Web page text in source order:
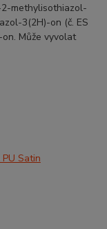
methylisothiazol-
3(2H)-on (č. ES
Může vyvolat
Satin